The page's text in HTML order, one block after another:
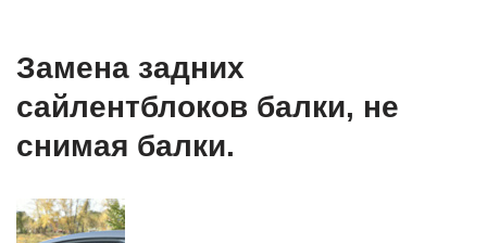
Замена задних
сайлентблоков балки, не
снимая балки.